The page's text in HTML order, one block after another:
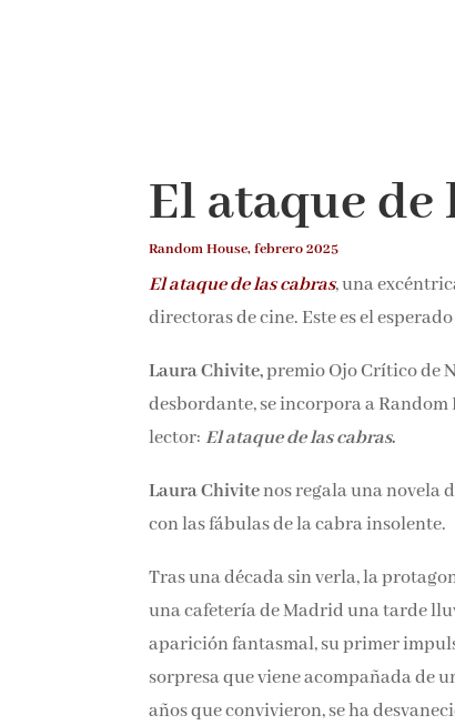
El ataque de
Random House, febrero 2025
El ataque de las cabras, una
directoras de cine. Este es el
Laura Chivite,premio Ojo Crítico de
desbordante, se incorpora a
lector:El ataque de las cabras.
Laura Chivitenos regala una novela
con las fábulas de la cabra insolente.
Tras una década sin verla, la
una cafetería de Madrid una tarde
aparición fantasmal, su primer
sorpresa que viene acompañada de
años que convivieron, se ha